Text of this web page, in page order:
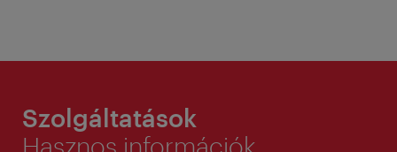
Szolgáltatások
Hasznos információk